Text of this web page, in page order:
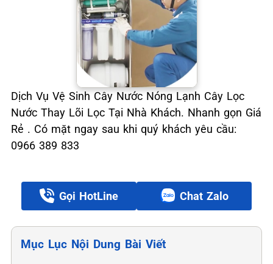
Dịch Vụ Vệ Sinh Cây Nước Nóng Lạnh Cây Lọc
Nước Thay Lõi Lọc Tại Nhà Khách. Nhanh gọn Giá
Rẻ . Có mặt ngay sau khi quý khách yêu cầu:
0966 389 833
Gọi HotLine Chat Zalo
Mục Lục Nội Dung Bài Viết